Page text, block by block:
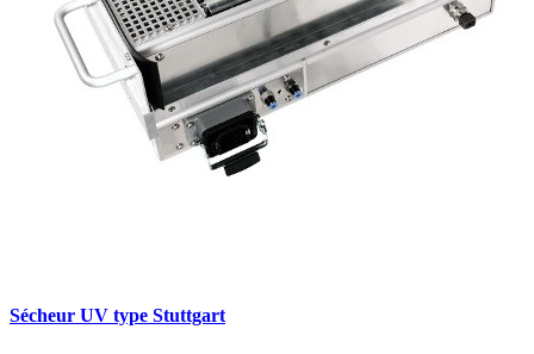
Sécheur UV type Stuttgart